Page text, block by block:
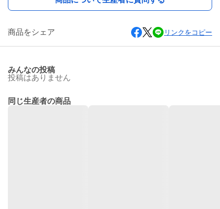
商品をシェア リンクをコピー
みんなの投稿
投稿はありません
同じ生産者の商品